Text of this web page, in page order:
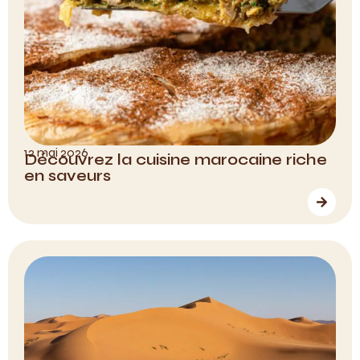
12 mai 2026
Découvrez la cuisine marocaine riche
en saveurs